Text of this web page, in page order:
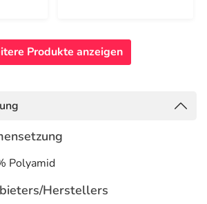
Produkte anzeigen
Polyamid
Herstellers